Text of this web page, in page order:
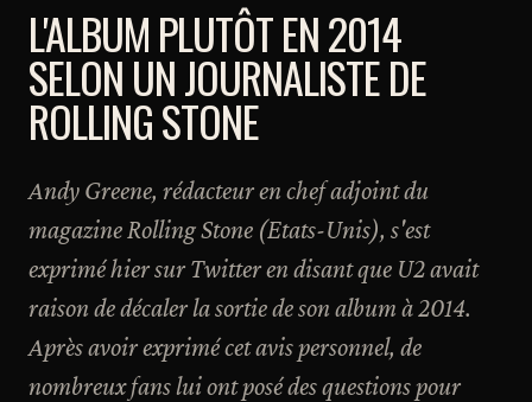
L'ALBUM PLUTÔT EN 2014
SELON UN JOURNALISTE DE
ROLLING STONE
Andy Greene, rédacteur en chef adjoint du
magazine Rolling Stone (Etats-Unis), s'est
exprimé hier sur Twitter en disant que U2 avait
raison de décaler la sortie de son album à 2014.
Après avoir exprimé cet avis personnel, de
nombreux fans lui ont posé des questions pour